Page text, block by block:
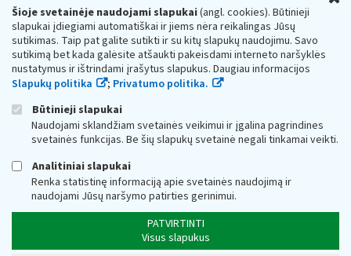
Šioje svetainėje naudojami slapukai(angl. cookies). Būtinieji
slapukai įdiegiami automatiškai ir jiems nėra reikalingas Jūsų
sutikimas. Taip pat galite sutikti ir su kitų slapukų naudojimu. Savo
sutikimą bet kada galėsite atšaukti pakeisdami interneto naršyklės
nustatymus ir ištrindami įrašytus slapukus. Daugiau informacijos
Slapukų politika
; Privatumo politika.
Būtinieji slapukai
Naudojami sklandžiam svetainės veikimui ir įgalina pagrindines
svetainės funkcijas. Be šių slapukų svetainė negali tinkamai veikti.
Analitiniai slapukai
Renka statistinę informaciją apie svetainės naudojimą ir
naudojami Jūsų naršymo patirties gerinimui.
PATVIRTINTI
Visus slapukus
Respublikos finansų ministerijos
Biudžetinė įstaiga. Juridinio asmens kodas — 188659752,
adresas: Vasario 16-osios g. 14, 01107 Vilnius, Lietuva, el.paštas:
vmi@vmi.lt, E. pristatymo dėžutės adresas 188659752
Duomenys apie Valstybinę mokesčių inspekciją prie Lietuvos
Respublikos finansų ministerijos kaupiami ir saugomi Juridinių